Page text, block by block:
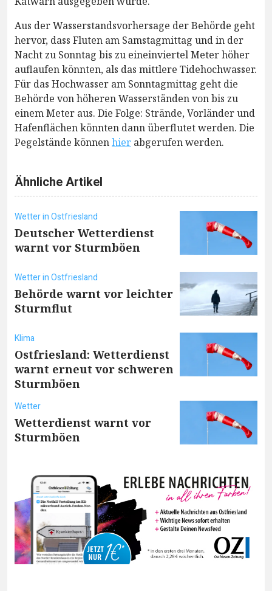
Aus der Wasserstandsvorhersage der Behörde geht
hervor, dass Fluten am Samstagmittag und in der
Nacht zu Sonntag bis zu eineinviertel Meter höher
auflaufen könnten, als das mittlere Tidehochwasser.
Für das Hochwasser am Sonntagmittag geht die
Behörde von höheren Wasserständen von bis zu
einem Meter aus. Die Folge: Strände, Vorländer und
Hafenflächen könnten dann überflutet werden. Die
Pegelstände könnenhier abgerufen werden.
Ähnliche Artikel
Wetter in Ostfriesland
Deutscher Wetterdienst
warnt vor Sturmböen
Wetter in Ostfriesland
Behörde warnt vor leichter
Sturmflut
Klima
Ostfriesland: Wetterdienst
warnt erneut vor schweren
Sturmböen
Wetter
Wetterdienst warnt vor
Sturmböen